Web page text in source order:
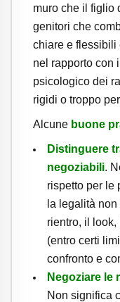
muro che il figlio
genitori che
chiare e flessibili
nel rapporto con
psicologico dei
rigidi o troppo
Alcune buone
Distinguere
negoziabili.
rispetto per le
la legalità
rientro, il
(entro certi
confronto e
Negoziare le
Non significa